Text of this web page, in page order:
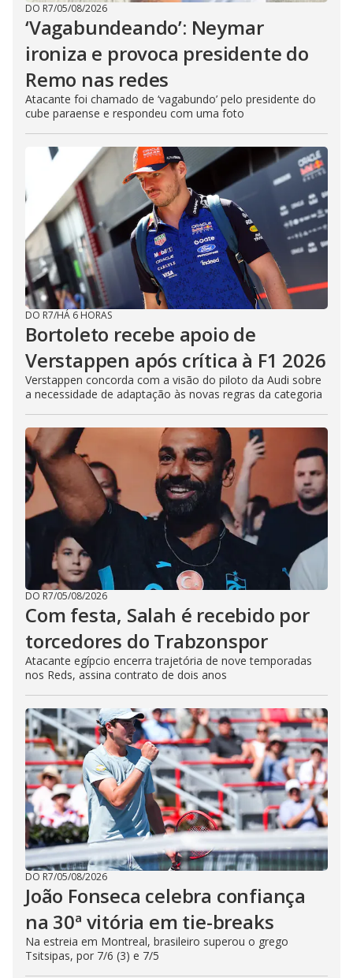
DO R7/05/08/2026
‘Vagabundeando’: Neymar
ironiza e provoca presidente do
Remo nas redes
Atacante foi chamado de ‘vagabundo’ pelo presidente do
cube paraense e respondeu com uma foto
DO R7/HÁ 6 HORAS
Bortoleto recebe apoio de
Verstappen após crítica à F1 2026
Verstappen concorda com a visão do piloto da Audi sobre
a necessidade de adaptação às novas regras da categoria
DO R7/05/08/2026
Com festa, Salah é recebido por
torcedores do Trabzonspor
Atacante egípcio encerra trajetória de nove temporadas
nos Reds, assina contrato de dois anos
DO R7/05/08/2026
João Fonseca celebra confiança
na 30ª vitória em tie-breaks
Na estreia em Montreal, brasileiro superou o grego
Tsitsipas, por 7/6 (3) e 7/5